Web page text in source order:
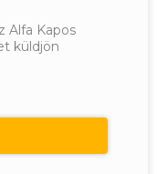
Alfa Kapos
küldjön